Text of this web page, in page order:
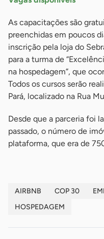
As capacitações são
preenchidas em poucos
inscrição pela loja do
para a turma de
na hospedagem”, que
Todos os cursos serão
Pará, localizado na Rua
Desde que a parceria foi
passado, o número de
plataforma, que era de
AIRBNB COP 30
HOSPEDAGEM